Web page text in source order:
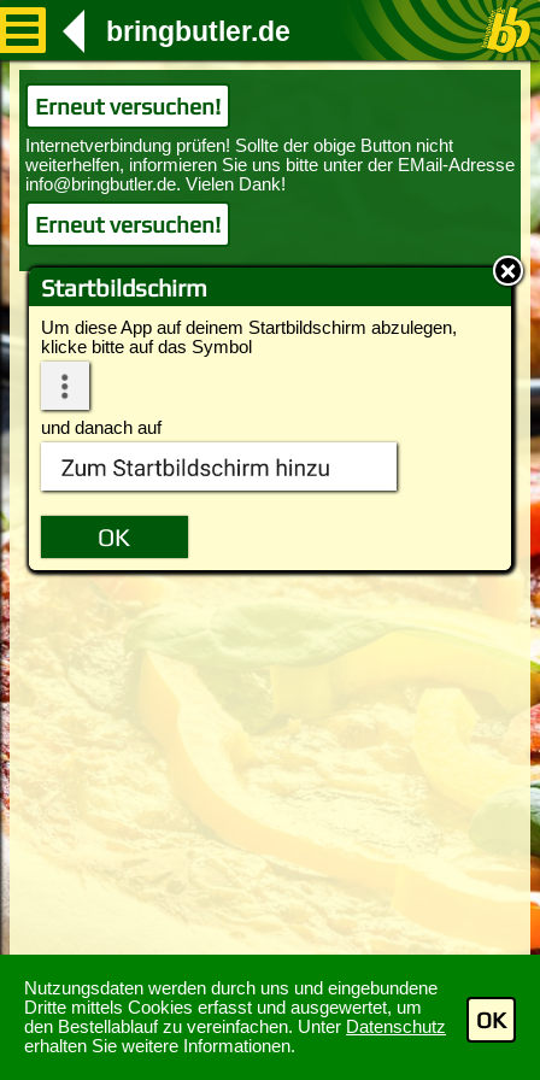
Nutzungsdaten werden durch uns und eingebundene
Dritte mittels Cookies erfasst und ausgewertet, um
den Bestellablauf zu vereinfachen. Unter Datenschutz
erhalten Sie weitere Informationen.
OK
Startbildschirm
Um diese App auf deinem Startbildschirm abzulegen,
klicke bitte auf das Symbol
und danach auf
bringbutler.de
Erneut versuchen!
Erneut versuchen!